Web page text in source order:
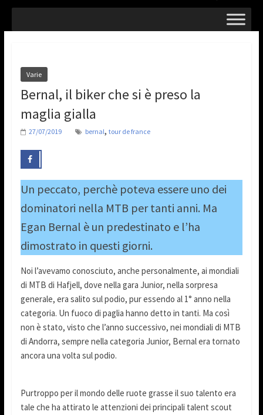
Varie
Bernal, il biker che si è preso la
maglia gialla
27/07/2019 bernal, tour de france
Un peccato, perchè poteva essere uno dei
dominatori nella MTB per tanti anni. Ma
Egan Bernal è un predestinato e l’ha
dimostrato in questi giorni.
Noi l’avevamo conosciuto, anche personalmente, ai mondiali
di MTB di Hafjell, dove nella gara Junior, nella sorpresa
generale, era salito sul podio, pur essendo al 1° anno nella
categoria. Un fuoco di paglia hanno detto in tanti. Ma così
non è stato, visto che l’anno successivo, nei mondiali di MTB
di Andorra, sempre nella categoria Junior, Bernal era tornato
ancora una volta sul podio.
Purtroppo per il mondo delle ruote grasse il suo talento era
tale che ha attirato le attenzioni dei principali talent scout